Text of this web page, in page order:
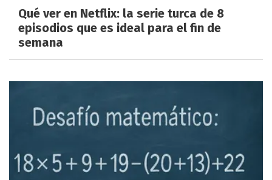
Qué ver en Netflix: la serie turca de 8
episodios que es ideal para el fin de
semana